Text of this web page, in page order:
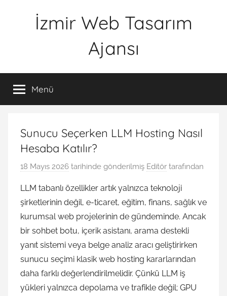
İzmir Web Tasarım
Ajansı
Menü
Sunucu Seçerken LLM Hosting Nasıl
Hesaba Katılır?
18 Mayıs 2026 tarihinde gönderilmiş Editör tarafından
LLM tabanlı özellikler artık yalnızca teknoloji
şirketlerinin değil, e-ticaret, eğitim, finans, sağlık ve
kurumsal web projelerinin de gündeminde. Ancak
bir sohbet botu, içerik asistanı, arama destekli
yanıt sistemi veya belge analiz aracı geliştirirken
sunucu seçimi klasik web hosting kararlarından
daha farklı değerlendirilmelidir. Çünkü LLM iş
yükleri yalnızca depolama ve trafikle değil; GPU